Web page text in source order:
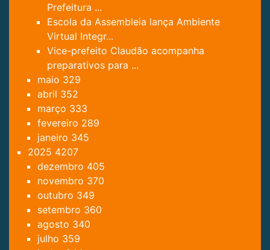
Prefeitura ...
Escola da Assembleia lança Ambiente
Virtual Integr...
Vice-prefeito Claudão acompanha
preparativos para ...
maio 329
abril 352
março 333
fevereiro 289
janeiro 345
2025 4207
dezembro 405
novembro 370
outubro 349
setembro 360
agosto 340
julho 359